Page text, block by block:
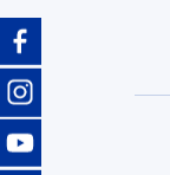
Obraz
Obraz
Obraz